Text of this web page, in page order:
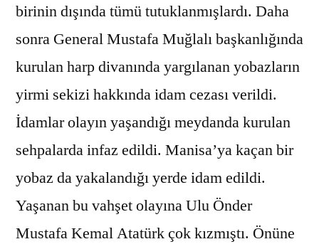
birinin dışında tümü tutuklanmışlardı. Daha
sonra General Mustafa Muğlalı başkanlığında
kurulan harp divanında yargılanan yobazların
yirmi sekizi hakkında idam cezası verildi.
İdamlar olayın yaşandığı meydanda kurulan
sehpalarda infaz edildi. Manisa’ya kaçan bir
yobaz da yakalandığı yerde idam edildi.
Yaşanan bu vahşet olayına Ulu Önder
Mustafa Kemal Atatürk çok kızmıştı. Önüne